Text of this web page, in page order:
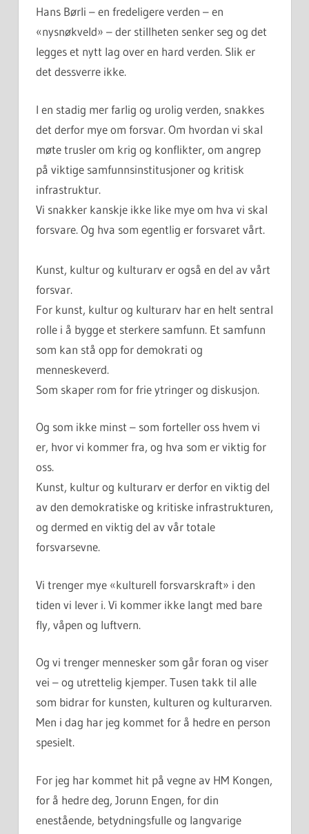
Hans Børli – en fredeligere verden – en
«nysnøkveld» – der stillheten senker seg og det
legges et nytt lag over en hard verden. Slik er
det dessverre ikke.
I en stadig mer farlig og urolig verden, snakkes
det derfor mye om forsvar. Om hvordan vi skal
møte trusler om krig og konflikter, om angrep
på viktige samfunnsinstitusjoner og kritisk
infrastruktur.
Vi snakker kanskje ikke like mye om hva vi skal
forsvare. Og hva som egentlig er forsvaret vårt.
Kunst, kultur og kulturarv er også en del av vårt
forsvar.
For kunst, kultur og kulturarv har en helt sentral
rolle i å bygge et sterkere samfunn. Et samfunn
som kan stå opp for demokrati og
menneskeverd.
Som skaper rom for frie ytringer og diskusjon.
Og som ikke minst – som forteller oss hvem vi
er, hvor vi kommer fra, og hva som er viktig for
oss.
Kunst, kultur og kulturarv er derfor en viktig del
av den demokratiske og kritiske infrastrukturen,
og dermed en viktig del av vår totale
forsvarsevne.
Vi trenger mye «kulturell forsvarskraft» i den
tiden vi lever i. Vi kommer ikke langt med bare
fly, våpen og luftvern.
Og vi trenger mennesker som går foran og viser
vei – og utrettelig kjemper. Tusen takk til alle
som bidrar for kunsten, kulturen og kulturarven.
Men i dag har jeg kommet for å hedre en person
spesielt.
For jeg har kommet hit på vegne av HM Kongen,
for å hedre deg, Jorunn Engen, for din
enestående, betydningsfulle og langvarige